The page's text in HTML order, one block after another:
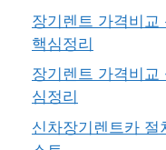
장기렌트 가격비교
핵심정리
장기렌트 가격비교
심정리
신차장기렌트카 절